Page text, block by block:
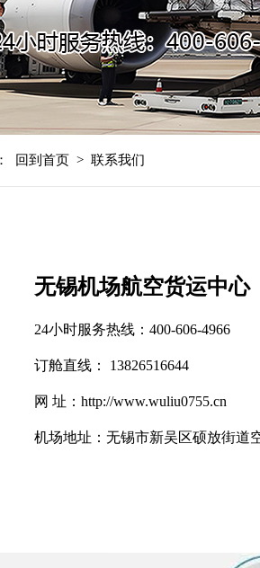
回到首页 > 联系我们
无锡机场航空货运中心
24小时服务热线：400-606-4966
订舱直线： 13826516644
网 址：http://www.wuliu0755.cn
机场地址：无锡市新吴区硕放街道